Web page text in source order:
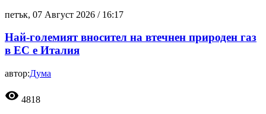
петък, 07 Август 2026 / 16:17
Най-големият вносител на втечнен природен газ
в ЕС е Италия
автор:Дума
visibility 4818